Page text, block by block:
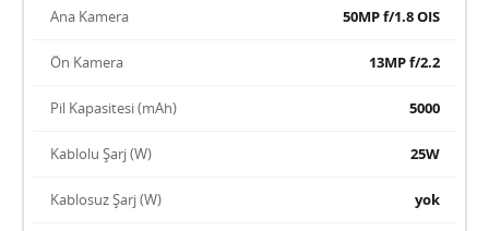
Ana Kamera 50MP f/1.8 OIS
Ön Kamera 13MP f/2.2
Pil Kapasitesi (mAh) 5000
Kablolu Şarj (W) 25W
Kablosuz Şarj (W) yok